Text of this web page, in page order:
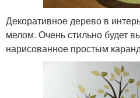
Декоративное дерево в
мелом. Очень стильно будет
нарисованное простым